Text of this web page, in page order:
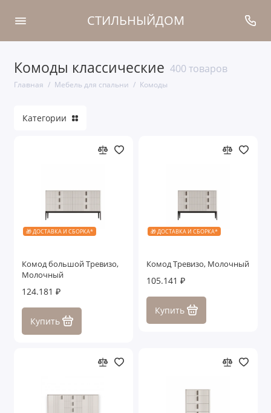
СТИЛЬНЫЙДОМ
Комоды классические 400 товаров
Главная Мебель для спальни Комоды
Спальни
Шкафы
Прикроватные тумбочки
Комоды
Банкетки
Ящики с подъемными механизмами
Категории
🎁 ДОСТАВКА И СБОРКА*
Комод большой Тревизо,
Молочный
124.181 ₽
Купить
🎁 ДОСТАВКА И СБОРКА*
Комод Тревизо, Молочный
105.141 ₽
Купить